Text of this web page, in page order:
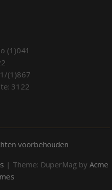
(1)041
(1)867
3122
voorbehouden
| Theme: DuperMag by Acme